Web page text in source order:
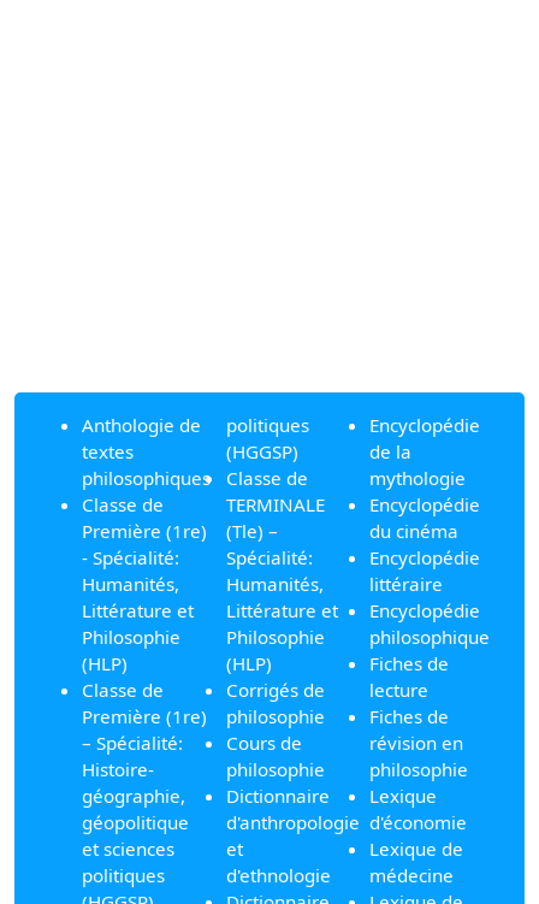
Anthologie de
textes
philosophiques
Classe de
Première (1re)
- Spécialité:
Humanités,
Littérature et
Philosophie
(HLP)
Classe de
Première (1re)
– Spécialité:
Histoire-
géographie,
géopolitique
et sciences
politiques
politiques
(HGGSP)
Classe de
TERMINALE
(Tle) –
Spécialité:
Humanités,
Littérature et
Philosophie
(HLP)
Corrigés de
philosophie
Cours de
philosophie
Dictionnaire
d'anthropologie
et
d'ethnologie
Encyclopédie
de la
mythologie
Encyclopédie
du cinéma
Encyclopédie
littéraire
Encyclopédie
philosophique
Fiches de
lecture
Fiches de
révision en
philosophie
Lexique
d'économie
Lexique de
médecine